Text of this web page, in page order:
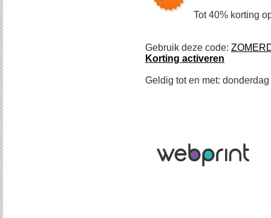
Tot 40% korting
Gebruik deze code:
Korting activeren
Geldig tot en met: